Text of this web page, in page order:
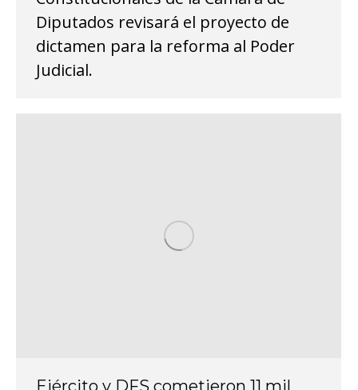
Diputados revisará el proyecto de
dictamen para la reforma al Poder
Judicial.
Ejército y DFS cometieron 11 mil